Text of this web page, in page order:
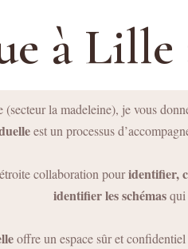
à
la madeleine), je vous
est un processus
collaboration pouridentifier,
identifier les schémasqui
offre un espace sûr et